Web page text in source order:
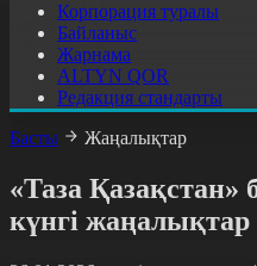
Корпорация туралы
Байланыс
Жарнама
ALTYN QOR
Редакция стандарты
Басты
Жаңалықтар
«Таза
күнгі жаңалықтар